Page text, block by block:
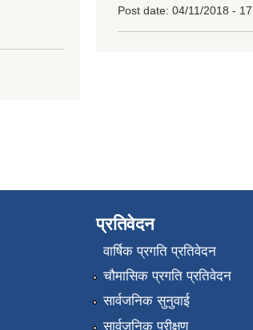
Post date: 04/11/2018 -
प्रतिवेदन
वार्षिक प्रगति प्रतिवेदन
चौमासिक प्रगति प्रतिवेदन
सार्वजनिक सुनुवाई
सार्वजनिक परीक्षण